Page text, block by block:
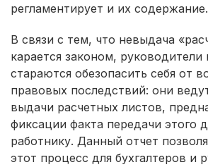
регламентирует и их содержание.
В связи с тем, что невыдача
карается законом, руководители
стараются обезопасить себя от
правовых последствий: они
выдачи расчетных листов,
фиксации факта передачи этого
работнику. Данный отчет
этот процесс для бухгалтеров и